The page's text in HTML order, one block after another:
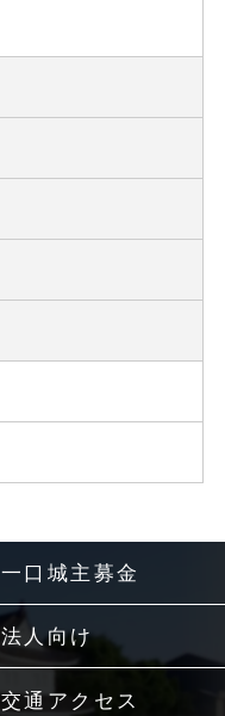
一口城主募金
法人向け
交通アクセス